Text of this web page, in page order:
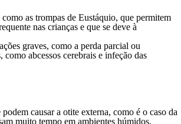
as trompas de Eustáquio, que permitem
nas crianças e que se deve à
graves, como a perda parcial ou
abcessos cerebrais e infeção das
causar a otite externa, como é o caso da
muito tempo em ambientes húmidos,